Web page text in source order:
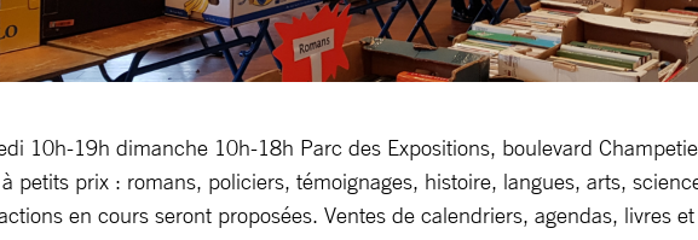
10h-19h dimanche 10h-18h Parc des Expositions, boulevard
petits prix : romans, policiers, témoignages, histoire, langues, arts,
en cours seront proposées. Ventes de calendriers, agendas, livres